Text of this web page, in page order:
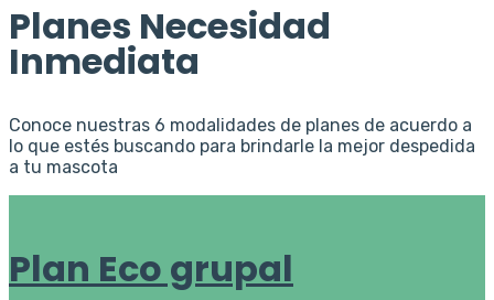
Planes Necesidad
Inmediata
Conoce nuestras 6 modalidades de planes de acuerdo a
lo que estés buscando para brindarle la mejor despedida
a tu mascota
Plan Eco grupal